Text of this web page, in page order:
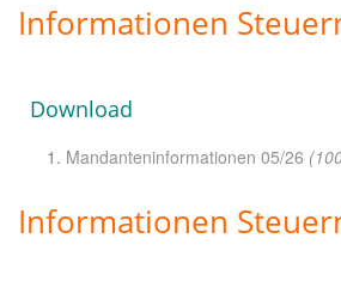
Informationen
Download
Mandanteninformationen 05/26
Informationen